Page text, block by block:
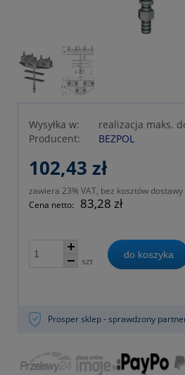
Wysyłka w:
realizacja maks.
Producent:
BEZPOL
102,43 zł
zawiera 23% VAT, bez kosztów dostawy
Cena netto:
83,28 zł
szt
do koszyka
Prosper sklep - sprawdzony